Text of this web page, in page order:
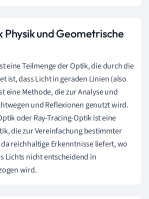
und Geometrische
eine Teilmenge der Optik, die durch die
ist, dass Licht in geraden Linien (also
eine Methode, die zur Analyse und
und Reflexionen genutzt wird.
oder Ray-Tracing-Optik ist eine
die zur Vereinfachung bestimmter
reichhaltige Erkenntnisse liefert, wo
Lichts nicht entscheidend in
wird.